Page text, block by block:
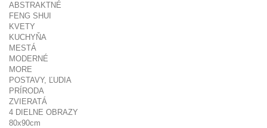
ABSTRAKTNÉ
FENG SHUI
KVETY
KUCHYŇA
MESTÁ
MODERNÉ
MORE
POSTAVY, ĽUDIA
PRÍRODA
ZVIERATÁ
4 DIELNE OBRAZY
80x90cm